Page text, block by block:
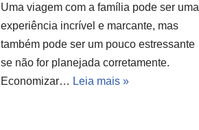
Uma viagem com a família pode ser uma
experiência incrível e marcante, mas
também pode ser um pouco estressante
se não for planejada corretamente.
Economizar… Leia mais »